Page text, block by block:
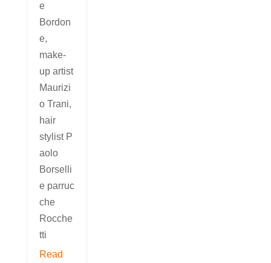
e
Bordon
e,
make-
up artist
Maurizi
o Trani,
hair
stylist P
aolo
Borselli
e parruc
che
Rocche
tti
Read